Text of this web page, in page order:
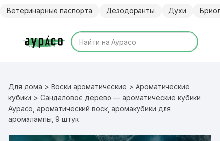
Ветеринарные паспорта Дезодоранты Духи
Для дома >Воски ароматические >Ароматические
кубики > Сандаловое дерево — ароматические кубики
Аурасо, ароматический воск, аромакубики для
аромалампы, 9 штук